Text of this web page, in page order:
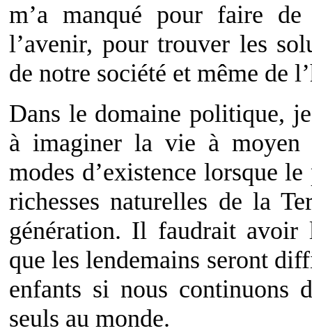
m’a manqué pour faire
l’avenir, pour trouver les
de notre société et même de
Dans le domaine politique,
à imaginer la vie à moyen
modes d’existence lorsque
richesses naturelles de la
génération. Il faudrait avoir
que les lendemains seront
enfants si nous continuons
seuls au monde.